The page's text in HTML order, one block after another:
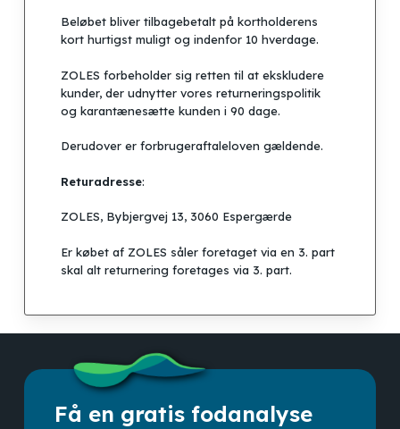
Beløbet bliver tilbagebetalt på kortholderens
kort hurtigst muligt og indenfor 10 hverdage.
ZOLES forbeholder sig retten til at ekskludere
kunder, der udnytter vores returneringspolitik
og karantænesætte kunden i 90 dage.
Derudover er forbrugeraftaleloven gældende.
Returadresse:
ZOLES, Bybjergvej 13, 3060 Espergærde
Er købet af ZOLES såler foretaget via en 3. part
skal alt returnering foretages via 3. part.
Få en gratis fodanalyse